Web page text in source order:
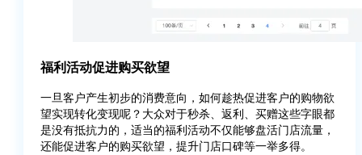
福利活动促进购买欲望
一旦客户产生初步的消费意向，如何趁热促进客户的购物欲
望实现转化变现呢？大众对于秒杀、返利、买赠这些字眼都
是没有抵抗力的，适当的福利活动不仅能够盘活门店流量，
还能促进客户的购买欲望，提升门店口碑等一举多得。